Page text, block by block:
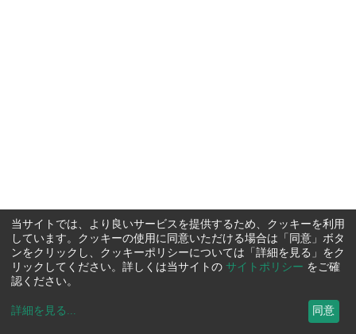
当サイトでは、より良いサービスを提供するため、クッキーを利用
しています。クッキーの使用に同意いただける場合は「同意」ボタ
ンをクリックし、クッキーポリシーについては「詳細を見る」をク
リックしてください。詳しくは当サイトの サイトポリシー をご確
認ください。
詳細を見る ... 同意